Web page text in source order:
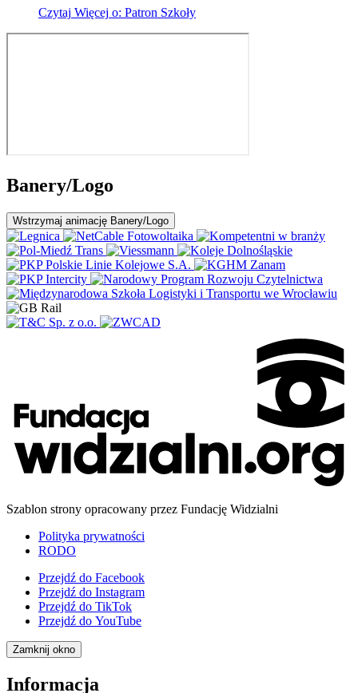
Czytaj Więcej o: Patron Szkoły
Banery/Logo
Wstrzymaj animację Banery/Logo
Szablon strony opracowany przez Fundację Widzialni
Polityka prywatności
RODO
Przejdź do Facebook
Przejdź do Instagram
Przejdź do TikTok
Przejdź do YouTube
Zamknij okno
Informacja